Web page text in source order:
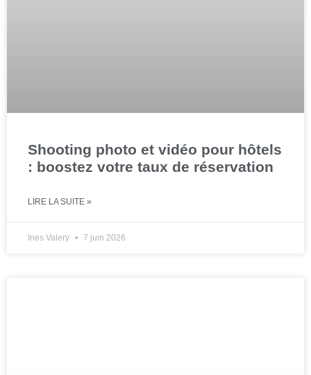
Shooting photo et vidéo pour hôtels
: boostez votre taux de réservation
LIRE LA SUITE »
Ines Valery 7 juin 2026